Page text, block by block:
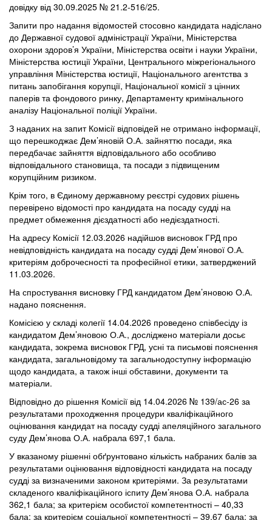
довідку від 30.09.2025 № 21.2-516/25.
Запити про надання відомостей стосовно кандидата надіслано
до Державної судової адміністрації України, Міністерства
охорони здоров’я України, Міністерства освіти і науки України,
Міністерства юстиції України, Центрального міжрегіонального
управління Міністерства юстиції, Національного агентства з
питань запобігання корупції, Національної комісії з цінних
паперів та фондового ринку, Департаменту кримінального
аналізу Національної поліції України.
З наданих на запит Комісії відповідей не отримано інформації,
що перешкоджає Дем’яновій О.А. зайняттю посади, яка
передбачає зайняття відповідального або особливо
відповідального становища, та посади з підвищеним
корупційним ризиком.
Крім того, в Єдиному державному реєстрі судових рішень
перевірено відомості про кандидата на посаду судді на
предмет обмеження дієздатності або недієздатності.
На адресу Комісії 12.03.2026 надійшов висновок ГРД про
невідповідність кандидата на посаду судді Дем’янової О.А.
критеріям доброчесності та професійної етики, затверджений
11.03.2026.
На спростування висновку ГРД кандидатом Дем’яновою О.А.
надано пояснення.
Комісією у складі колегії 14.04.2026 проведено співбесіду із
кандидатом Дем’яновою О.А., досліджено матеріали досьє
кандидата, зокрема висновок ГРД, усні та письмові пояснення
кандидата, загальновідому та загальнодоступну інформацію
щодо кандидата, а також інші обставини, документи та
матеріали.
Відповідно до рішення Комісії від 14.04.2026 № 139/ас-26 за
результатами проходження процедури кваліфікаційного
оцінювання кандидат на посаду судді апеляційного загального
суду Дем’янова О.А. набрала 697,1 бала.
У вказаному рішенні обґрунтовано кількість набраних балів за
результатами оцінювання відповідності кандидата на посаду
судді за визначеними законом критеріями. За результатами
складеного кваліфікаційного іспиту Дем’янова О.А. набрала
362,1 бала; за критерієм особистої компетентності – 40,33
бала; за критерієм соціальної компетентності – 39,67 бала; за